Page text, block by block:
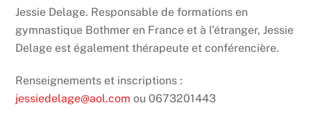
Jessie Delage. Responsable de formations en
gymnastique Bothmer en France et à l’étranger, Jessie
Delage est également thérapeute et conférencière.
Renseignements et inscriptions :
jessiedelage@aol.com ou 0673201443